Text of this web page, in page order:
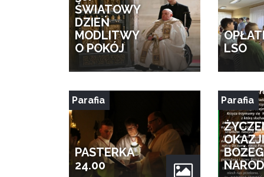
ŚWIATOWY
DZIEŃ
MODLITWY
O POKÓJ
LSO
PASTERKA
24.00
Parafia Parafia